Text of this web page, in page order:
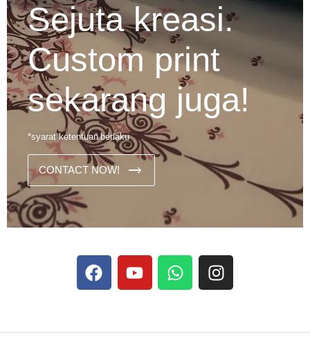
Sejuta kreasi.
Custom print
sekarang juga!
*syarat ketentuan berlaku
CONTACT NOW!